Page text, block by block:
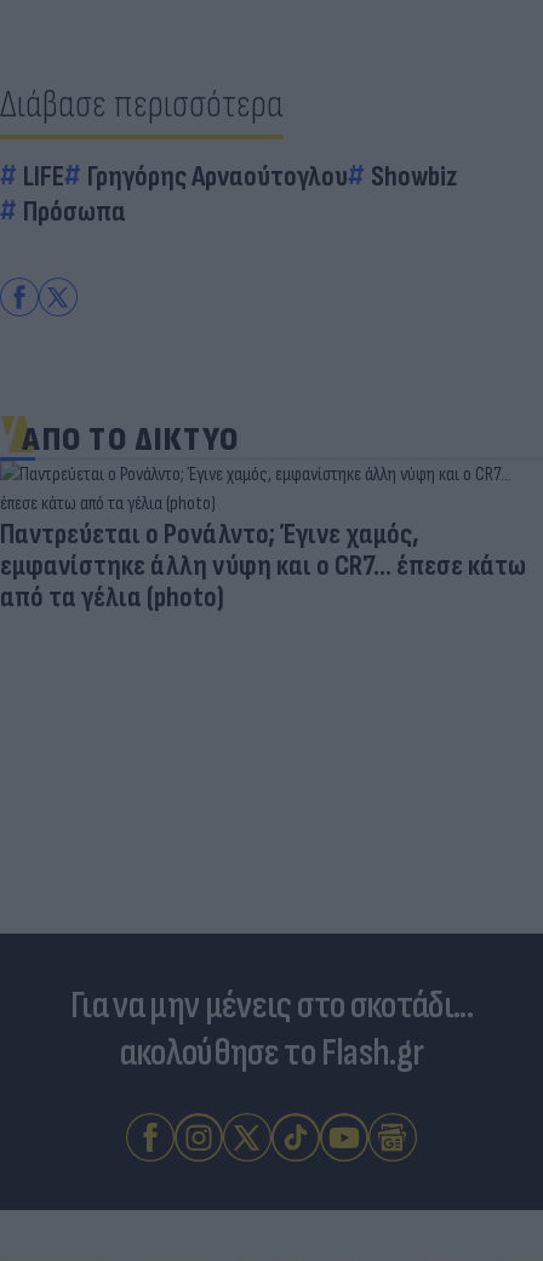
Διάβασε περισσότερα
LIFE Γρηγόρης Αρναούτογλου
Showbiz
Πρόσωπα
ΑΠΟ ΤΟ ΔΙΚΤΥΟ
Παντρεύεται ο Ρονάλντο; Έγινε χαμός,
εμφανίστηκε άλλη νύφη και ο CR7… έπεσε κάτω
από τα γέλια (photo)
Για να μην μένεις στο σκοτάδι...
ακολούθησε το Flash.gr